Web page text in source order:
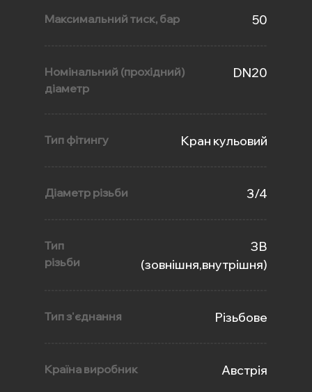
Максимальний тиск, бар 50
Номінальний (прохідний)
діаметр
DN20
Тип фітингу Кран кульовий
Діаметр різьби 3/4
Тип
різьби
ЗВ
(зовнішня,внутрішня)
Тип з'єднання Різьбове
Країна виробник Австрія